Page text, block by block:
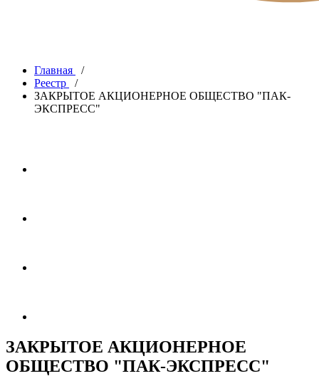
Главная
/
Реестр
/
ЗАКРЫТОЕ АКЦИОНЕРНОЕ ОБЩЕСТВО "ПАК-
ЭКСПРЕСС"
ЗАКРЫТОЕ АКЦИОНЕРНОЕ
ОБЩЕСТВО "ПАК-ЭКСПРЕСС"